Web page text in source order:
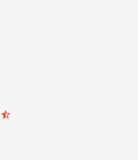
star_half